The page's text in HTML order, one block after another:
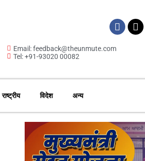
Email: feedback@theunmute.com
Tel: +91-93020 00082
राष्ट्रीय विदेश अन्य